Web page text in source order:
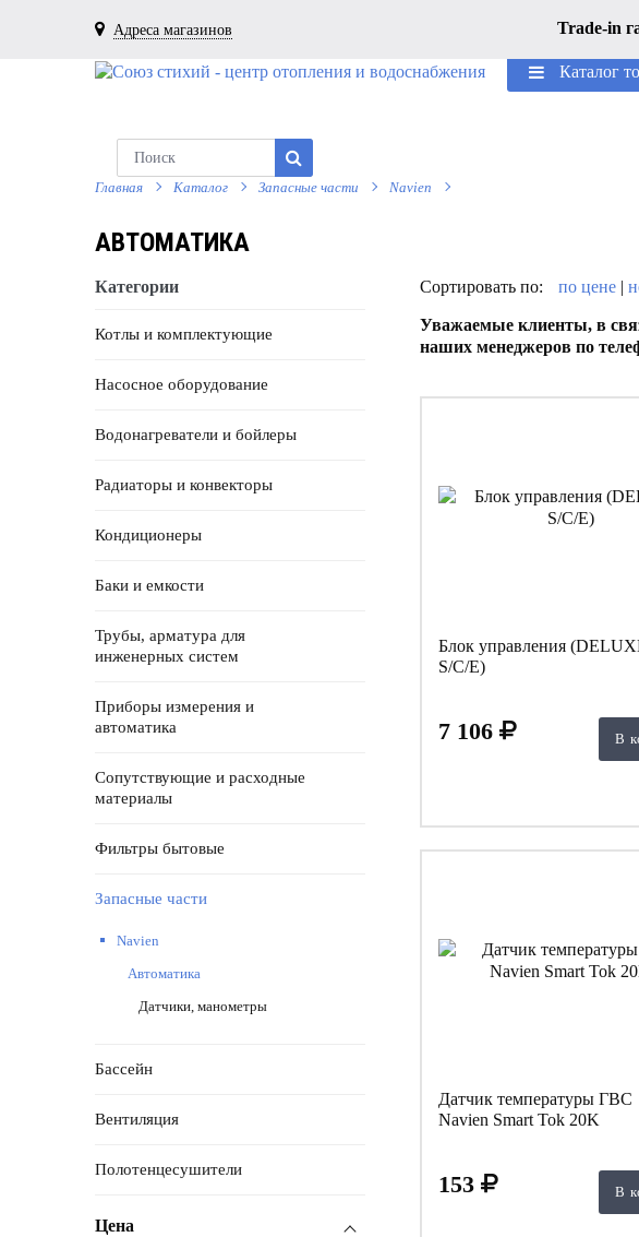
Адреса магазинов Trade-in
Каталог
Главная Каталог Запасные части Navien
АВТОМАТИКА
Категории
Котлы и комплектующие
Насосное оборудование
Водонагреватели и бойлеры
Радиаторы и конвекторы
Кондиционеры
Баки и емкости
Трубы, арматура для
инженерных систем
Приборы измерения и
автоматика
Сопутствующие и расходные
материалы
Фильтры бытовые
Запасные части
Navien
Автоматика
Датчики, манометры
Бассейн
Вентиляция
Полотенцесушители
Цена
Сортировать по: по цене |
Уважаемые клиенты, в
наших менеджеров по
Блок управления
S/C/E)
7 106 В
Датчик температуры ГВС
Navien Smart Tok 20K
153 В